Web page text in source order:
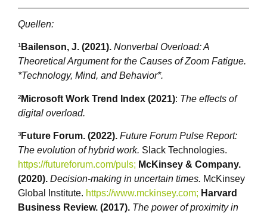
Quellen:
¹Bailenson, J. (2021). Nonverbal Overload: A
Theoretical Argument for the Causes of Zoom Fatigue.
*Technology, Mind, and Behavior*.
²Microsoft Work Trend Index (2021): The effects of
digital overload.
³Future Forum. (2022). Future Forum Pulse Report:
The evolution of hybrid work. Slack Technologies.
https://futureforum.com/puls; McKinsey & Company.
(2020). Decision-making in uncertain times. McKinsey
Global Institute. https://www.mckinsey.com; Harvard
Business Review. (2017). The power of proximity in